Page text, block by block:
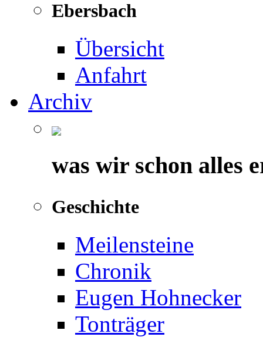
Ebersbach
Übersicht
Anfahrt
Archiv
was wir schon alles
Geschichte
Meilensteine
Chronik
Eugen Hohnecker
Tonträger